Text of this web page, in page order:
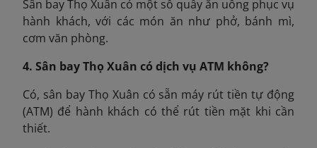
Sân bay Thọ Xuân có một số quầy ăn uống phục vụ
hành khách, với các món ăn như phở, bánh mì,
cơm văn phòng.
4. Sân bay Thọ Xuân có dịch vụ ATM không?
Có, sân bay Thọ Xuân có sẵn máy rút tiền tự động
(ATM) để hành khách có thể rút tiền mặt khi cần
thiết.